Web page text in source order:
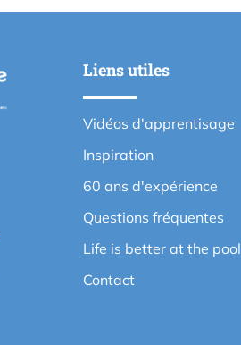
Liens utiles
Vidéos d'apprentisage
Inspiration
60 ans d'expérience
Questions fréquentes
Life is better at the pool
Contact